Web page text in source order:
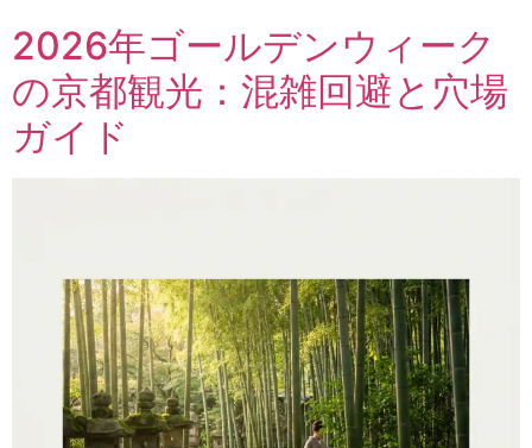
2026年ゴールデンウィーク
の京都観光：混雑回避と穴場
ガイド